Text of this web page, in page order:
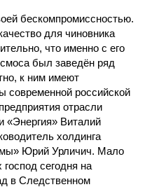
бескомпромиссностью.
для чиновника
что именно с его
был заведён ряд
к ним имеют
современной российской
отрасли
«Энергия» Виталий
холдинга
Юрий Урличич. Мало
господ сегодня на
в Следственном